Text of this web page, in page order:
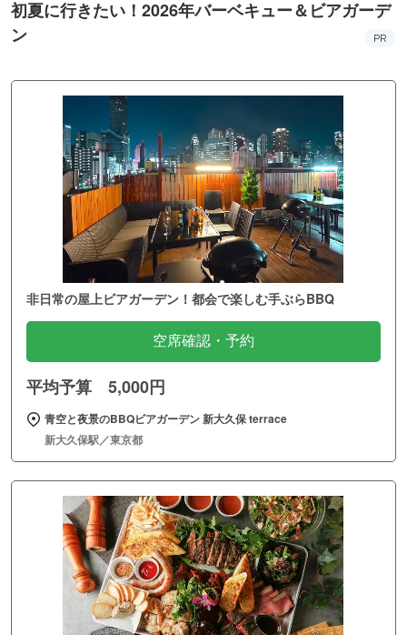
初夏に行きたい！2026年バーベキュー＆ビアガーデ
ン
PR
非日常の屋上ビアガーデン！都会で楽しむ手ぶらBBQ
空席確認・予約
平均予算 5,000円
青空と夜景のBBQビアガーデン 新大久保 terrace
新大久保駅／東京都